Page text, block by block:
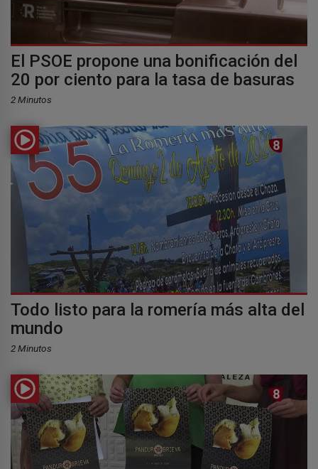
El PSOE propone una bonificación del
20 por ciento para la tasa de basuras
2 Minutos
Todo listo para la romería más alta del
mundo
2 Minutos